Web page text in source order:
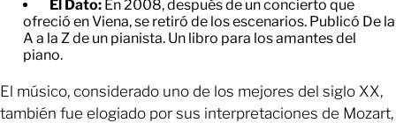
El Dato: En 2008, después de un concierto que
ofreció en Viena, se retiró de los escenarios. Publicó De la
A a la Z de un pianista. Un libro para los amantes del
piano.
El músico, considerado uno de los mejores del siglo XX,
también fue elogiado por sus interpretaciones de Mozart,